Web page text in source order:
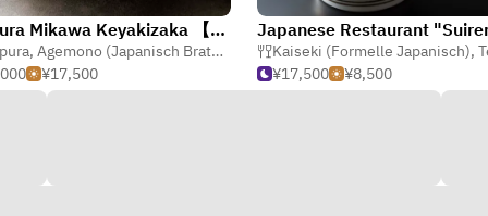
Tempura Mikawa Keyakizaka 【Roppongi Hills】
, Agemono (Japanisch Braten)
Japanisch
¥17,500
Japanese Restaurant
Kaiseki (Formelle Japanisch),
¥17,500
¥8,500